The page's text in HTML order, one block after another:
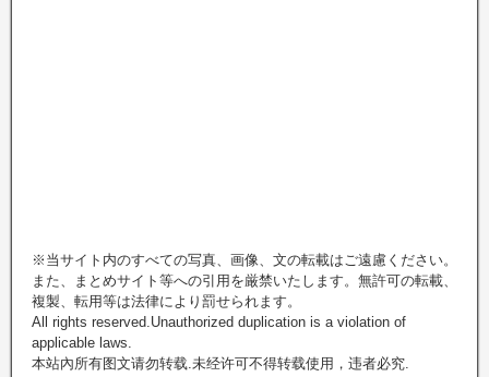
※当サイト内のすべての写真、画像、文の転載はご遠慮ください。
また、まとめサイト等への引用を厳禁いたします。無許可の転載、
複製、転用等は法律により罰せられます。
All rights reserved.Unauthorized duplication is a violation of
applicable laws.
本站內所有图文请勿转载.未经许可不得转载使用，违者必究.